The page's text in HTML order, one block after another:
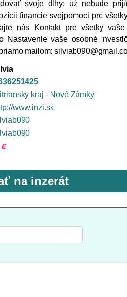
svoje dlhy; už nebude
financie svojpomoci pre
nás Kontakt pre všetky
Nastavenie vaše osobné
mailom:
kraj - Nové Zámky
www.inzi.sk
na inzerát